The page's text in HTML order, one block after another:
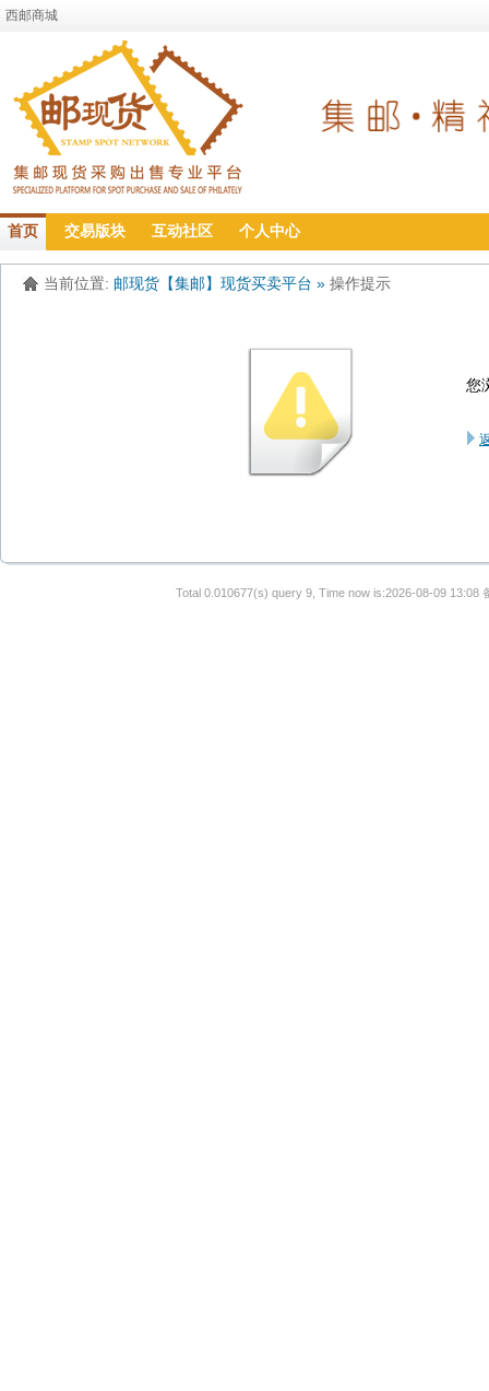
西邮商城
首页 交易版块 互动社区 个人中心
当前位置: 邮现货【集邮】现货买卖平台 » 操作提示
您
Total 0.010677(s) query 9, Time now is:2026-08-09 13:08